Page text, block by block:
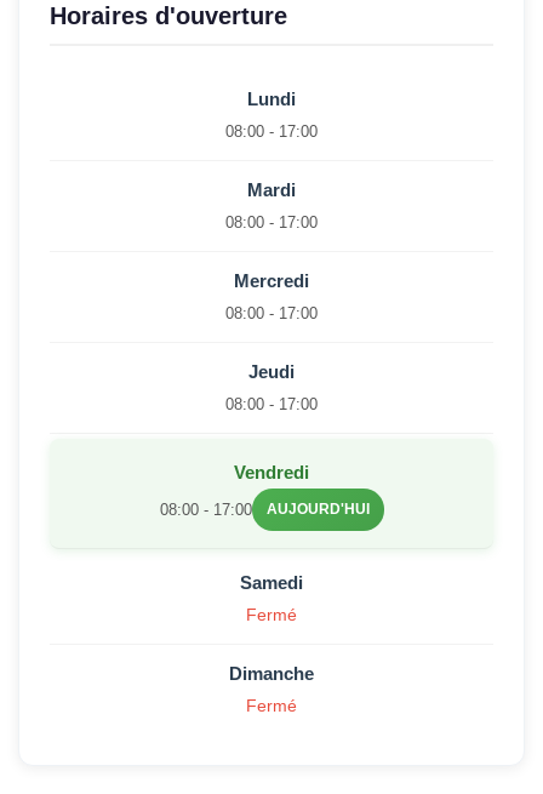
Horaires d'ouverture
Lundi
08:00 - 17:00
Mardi
08:00 - 17:00
Mercredi
08:00 - 17:00
Jeudi
08:00 - 17:00
Vendredi
08:00 - 17:00 AUJOURD'HUI
Samedi
Fermé
Dimanche
Fermé